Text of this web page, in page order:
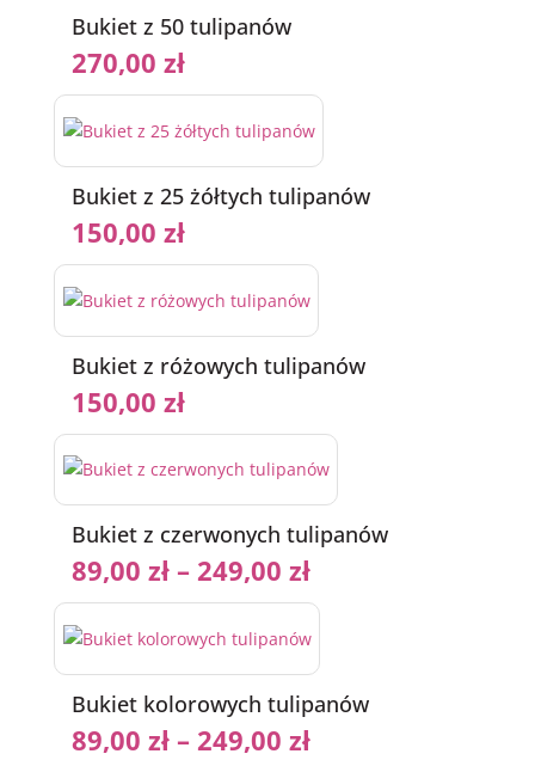
Bukiet z 50 tulipanów
270,00 zł
Bukiet z 25 żółtych tulipanów
150,00 zł
Bukiet z różowych tulipanów
150,00 zł
Bukiet z czerwonych tulipanów
89,00 zł– 249,00 zł
Bukiet kolorowych tulipanów
89,00 zł– 249,00 zł